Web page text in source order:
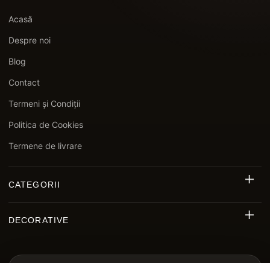
Acasă
Despre noi
Blog
Contact
Termeni și Condiții
Politica de Cookies
Termene de livrare
CATEGORII
DECORATIVE